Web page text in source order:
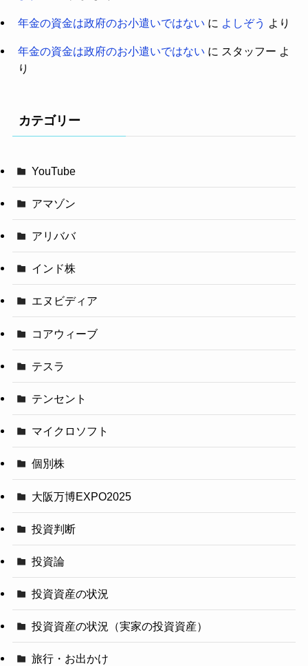
年金の資金は政府のお小遣いではない に よしぞう より
年金の資金は政府のお小遣いではない に スタッフー よ
り
カテゴリー
YouTube
アマゾン
アリババ
インド株
エヌビディア
コアウィーブ
テスラ
テンセント
マイクロソフト
個別株
大阪万博EXPO2025
投資判断
投資論
投資資産の状況
投資資産の状況（実家の投資資産）
旅行・お出かけ